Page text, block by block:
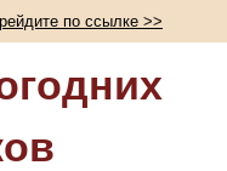
по ссылке >>